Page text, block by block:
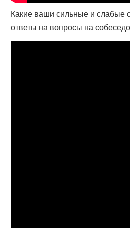
Какие ваши сильные и слабые
ответы на вопросы на